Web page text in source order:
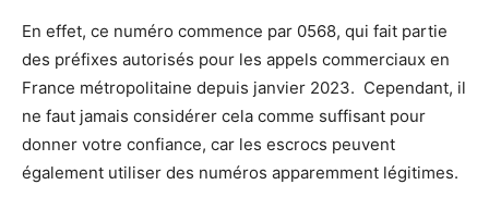
En effet, ce numéro commence par 0568, qui fait partie
des préfixes autorisés pour les appels commerciaux en
France métropolitaine depuis janvier 2023. Cependant, il
ne faut jamais considérer cela comme suffisant pour
donner votre confiance, car les escrocs peuvent
également utiliser des numéros apparemment légitimes.